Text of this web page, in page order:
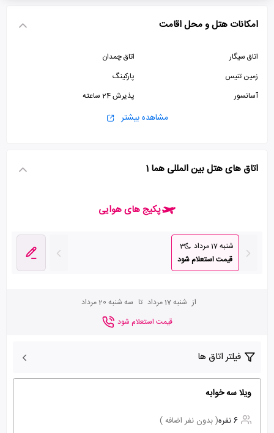
امکانات هتل و محل اقامت
اتاق سیگار
اتاق چمدان
زمین تنیس
پارکینگ
آسانسور
پذیرش 24 ساعته
مشاهده بیشتر
اتاق های هتل بین المللی هما 1
پکیج های هوایی
شنبه 17 مرداد
3
قیمت استعلام شود
از شنبه 17 مرداد تا سه شنبه 20 مرداد
قیمت استعلام شود
فیلتر اتاق ها
ویلا سه خوابه
6 نفره
( بدون نفر اضافه )